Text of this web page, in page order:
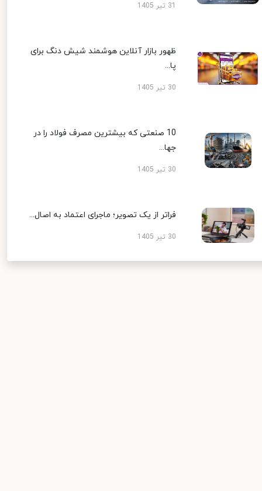
ظهور بازار آنلاین هوشمند شیش دنگ برای
پا...
30 تیر 1405
10 صنعتی که بیشترین مصرف فولاد را در
جها...
30 تیر 1405
فراتر از یک تصویر؛ ماجرای اعتماد به اصال...
30 تیر 1405